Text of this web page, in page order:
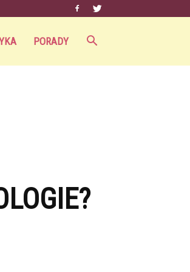
PORADY